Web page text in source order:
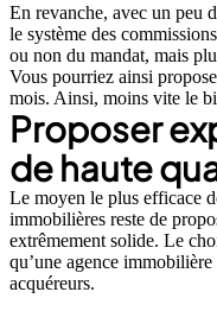
En revanche, avec un peu
le système des
ou non du mandat, mais
Vous pourriez ainsi
mois. Ainsi, moins vite le
Proposer
de haute
Le moyen le plus efficace
immobilières reste de
extrêmement solide. Le
qu’une agence
acquéreurs.